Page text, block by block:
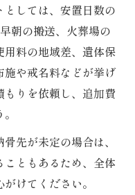
しては、安置日数の
朝の搬送、火葬場の
料の地域差、遺体保
や戒名料などが挙げ
もりを依頼し、追加費
先が未定の場合は、
ともあるため、全体
けてください。